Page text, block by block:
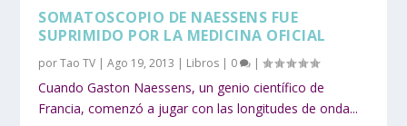
SOMATOSCOPIO DE NAESSENS FUE
SUPRIMIDO POR LA MEDICINA OFICIAL
porTao TV |Ago 19, 2013 | Libros | 0 |
Cuando Gaston Naessens, un genio científico de
Francia, comenzó a jugar con las longitudes de onda...